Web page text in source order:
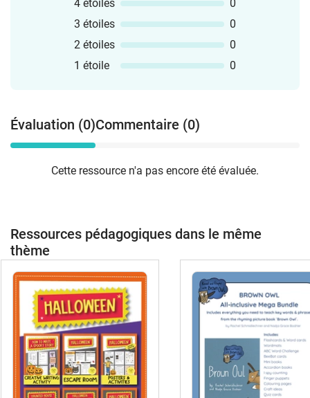
4 étoiles
0
3 étoiles
0
2 étoiles
0
1 étoile
0
Évaluation (0)Commentaire (0)
Cette ressource n'a pas encore été évaluée.
Ressources pédagogiques dans le même
thème